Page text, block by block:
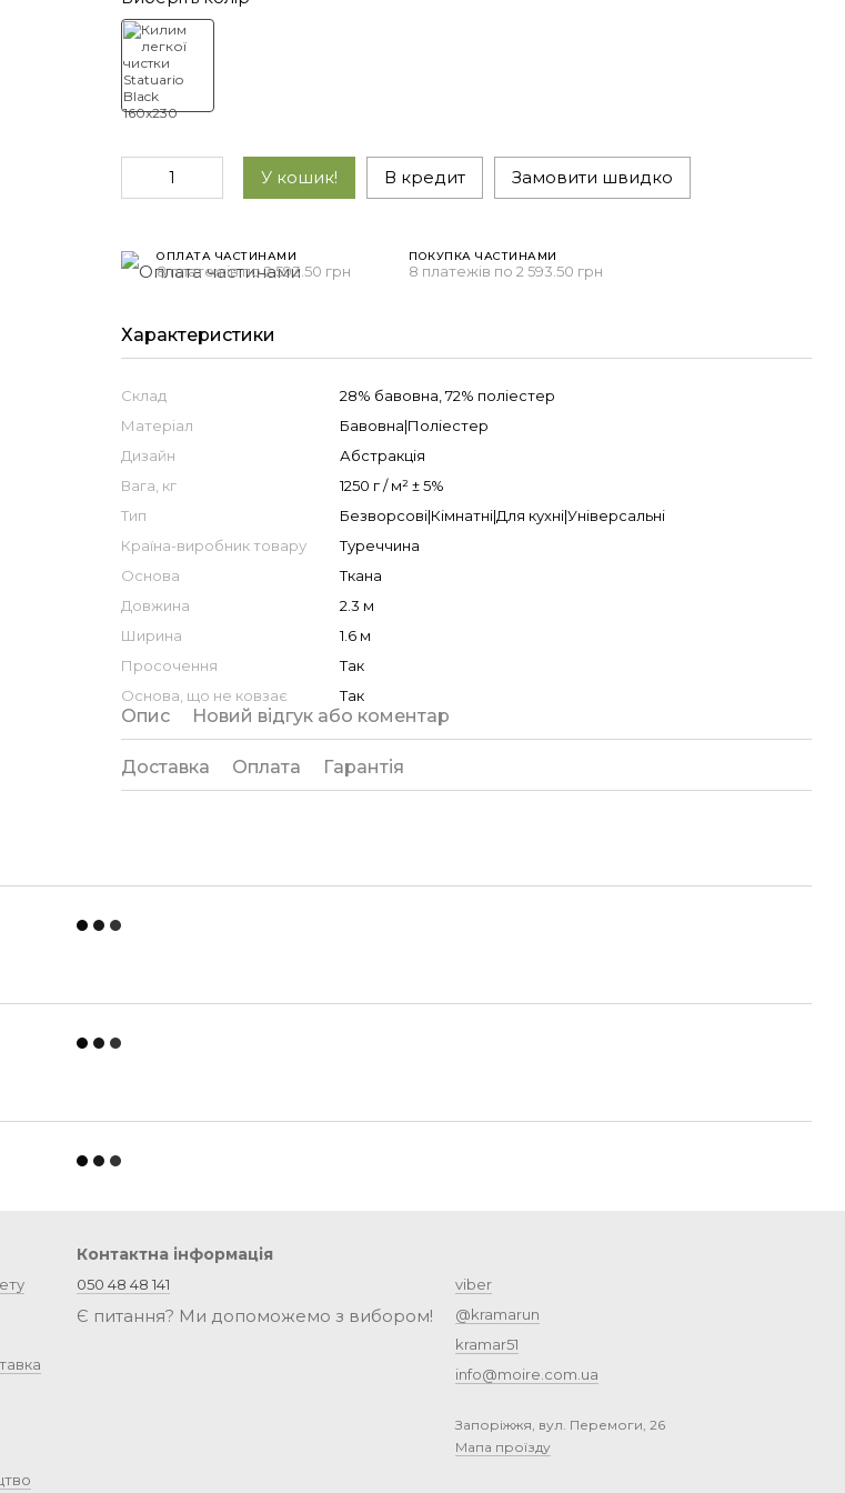
У кошик! В кредит Замовити швидко
ОПЛАТА ЧАСТИНАМИ
8 платежів по 2 593.50 грн
ПОКУПКА ЧАСТИНАМИ
8 платежів по 2 593.50 грн
Характеристики
Склад
28% бавовна, 72% поліестер
Матеріал
Бавовна|Поліестер
Дизайн
Абстракція
Вага, кг
1250 г / м² ± 5%
Тип
Безворсові|Кімнатні|Для кухні|Універсальні
Країна-виробник товару
Туреччина
Основа
Ткана
Довжина
2.3 м
Ширина
1.6 м
Просочення
Так
Основа, що не ковзає
Так
Опис Новий відгук або коментар
Доставка Оплата Гарантія
Контактна інформація
050 48 48 141
Є питання? Ми допоможемо з вибором!
viber
@kramarun
kramar51
info@moire.com.ua
Запоріжжя, вул. Перемоги, 26
Мапа проїзду